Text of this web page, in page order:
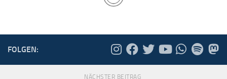
FOLGEN:
NÄCHSTER BEITRAG